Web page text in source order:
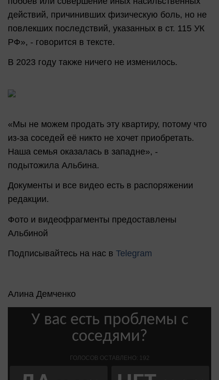
действий, причинивших физическую боль, но не
повлекших последствий, указанных в ст. 115 УК
РФ», - говорится в тексте.
В 2023 году также ничего не изменилось.
«Мы не можем продать эту квартиру, потому что
из-за соседей её никто не хочет приобретать.
Наша семья оказалась в западне», -
подытожила Альбина.
Документы и все видео есть в распоряжении
редакции.
Фото и видеофрагменты предоставлены
Альбиной
Подписывайтесь на нас в Telegram
Алина Демченко